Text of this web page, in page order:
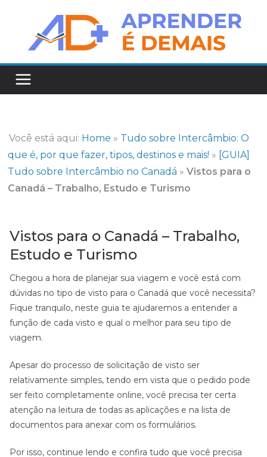
Você está aqui: Home » Tudo sobre Intercâmbio: O
que é, por que fazer, tipos, destinos e mais! » [GUIA]
Tudo sobre Intercâmbio no Canadá »Vistos para o
Canadá – Trabalho, Estudo e Turismo
Vistos para o Canadá – Trabalho,
Estudo e Turismo
Chegou a hora de planejar sua viagem e você está com
dúvidas no tipo de visto para o Canadá que você necessita?
Fique tranquilo, neste guia te ajudaremos a entender a
função de cada visto e qual o melhor para seu tipo de
viagem.
Apesar do processo de solicitação de visto ser
relativamente simples, tendo em vista que o pedido pode
ser feito completamente online, você precisa ter certa
atenção na leitura de todas as aplicações e na lista de
documentos para anexar com os formulários.
Por isso, continue lendo e confira tudo que você precisa